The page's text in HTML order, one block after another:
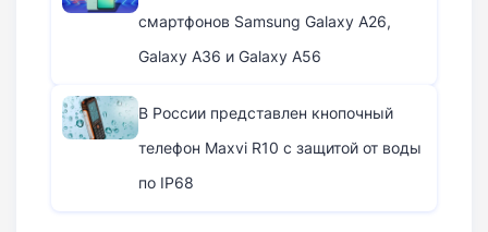
смартфонов Samsung Galaxy A26,
Galaxy A36 и Galaxy A56
В России представлен кнопочный
телефон Maxvi R10 с защитой от воды
по IP68